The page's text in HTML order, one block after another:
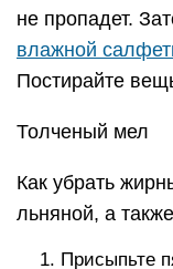
не пропадет.
влажной
Постирайте
Толченый мел
Как убрать
льняной, а
Присыпьте